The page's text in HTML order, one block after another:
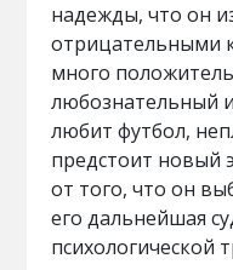
надежды, что он
отрицательными
много
любознательный
любит футбол,
предстоит новый
от того, что он
его дальнейшая